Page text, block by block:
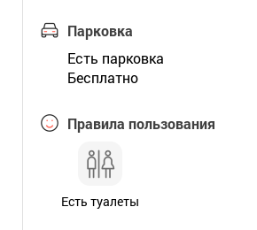
Парковка
Есть парковка
Бесплатно
Правила пользования
Есть туалеты